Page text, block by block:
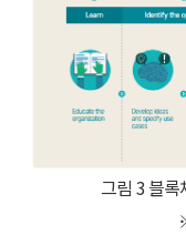
그림 3 블